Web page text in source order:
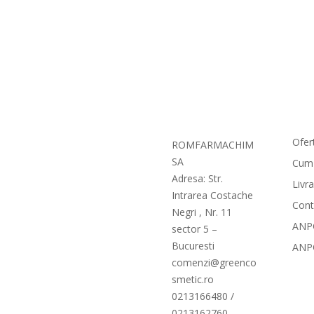
ROMFARMACHIM
SA
Adresa: Str.
Intrarea Costache
Negri , Nr. 11
sector 5 –
Bucuresti
comenzi@greenco
smetic.ro
0213166480 /